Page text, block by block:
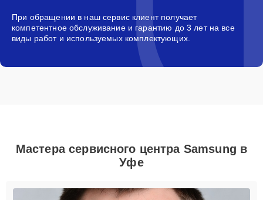
При обращении в наш сервис клиент получает
компетентное обслуживание и гарантию до 3 лет на все
виды работ и используемых комплектующих.
Мастера сервисного центра Samsung в
Уфе